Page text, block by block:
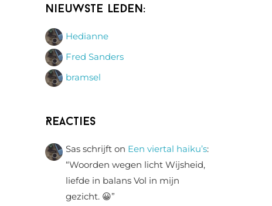
Nieuwste leden:
Hedianne
Fred Sanders
bramsel
Reacties
Sas schrijft on Een viertal haiku’s:
“Woorden wegen licht Wijsheid,
liefde in balans Vol in mijn
gezicht. 😀”